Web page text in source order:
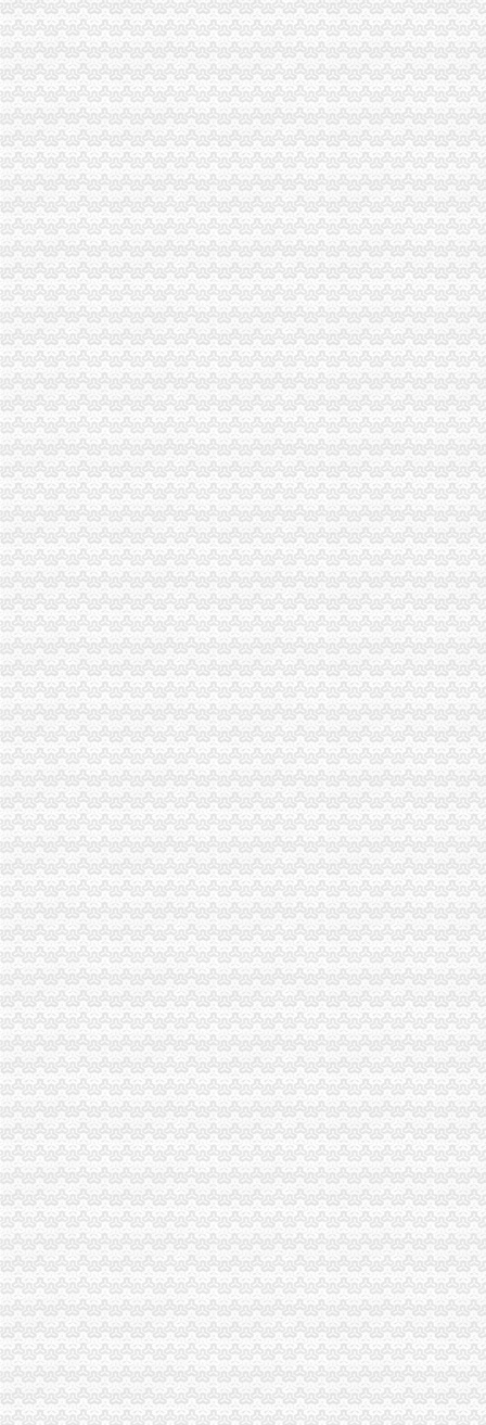
公司注销后原股东的律责任-律快车公司
重庆市国有资产监督管理委员会
重庆精诚装饰,精诚兴业装饰公司（工商已经注销）欢迎你
成都同德福合川桃片有限公司诉重庆市合川区同德福桃片有限公司、
重庆百君律师事务所-全国优秀律师事务所
重庆市涪陵区
并听说我司北京总部及其部分分公司仍然保留的况下,有可能重庆
重庆公布电梯维保企业“名单”17家被注销资质-广西新闻网
重庆公布电梯维保企业“名单”17家被注销资质-广西新闻网
关于注销重庆海达化工有限责任公司危险化学品安全生产许可证的通告
新华信息化_新华网
重庆市建筑施工企业管理人员安全生产考核合格证变更、注销及遗失补
物流分公司及万州分公司报废车辆回收处置二次公告_中国_重庆市招标
太集团（）：拟注销控股子公司上海太重庆太实
重庆微型企业网上申报以注销但之前有税每申报怎么办-91股票网
重庆公布电梯维保企业“名单”17家被注销资质-广西新闻网
重庆：十个意抢注知名企业域名被判定注销--新闻中心_中华网
新华信息化_新华网
渝北区烟草专卖局2017年9月许可证注销况-重庆市烟草专卖局（公
10月22日沪深股市新交易提示_股票频道_华讯财经
海信科龙电器股份有限公司重庆市分公司_互动百科
丛明_互动百科
[公告]涪陵榨菜：关于注销下属子公司贵州省山盐酸菜有限公司的公
重庆：十个意抢注知名企业域名被判定注销-律快车知识产权
重庆市工商管理局
注销外资公司和外资分公司注销_2017招聘信息-58建筑网
长江材料：关于拟注销全资子公司的公告_公司公告_新三板市场_中金
公司注销决议书_公司清算_中顾律网
交易提示-数据中心-新浪财经
【重庆诚信专业,重庆新诚信专业信息】-今题重庆诚信专业网
重庆泰丰粮油有限责任公司等279张食品生产许可证被注销_头条新闻网
简易注销！让注销公司流程不再复杂—多有米
内资分公司设立、变更、注销登记-重庆市南岸区
区国资中心：关闭注销区建设集团下属三家空壳子公司-部门动态-璧山
《企业注销股东会决议》100篇第一文库网
【2017年广西天地和音文化媒公司重庆分公司新招聘信息_电话_
外商投资公司分公司设立、变更、注销登记-重庆市南岸区
注销公告
你知道注销一个公司需要多少钱吗？-发好啦
长城工资宝货：招募说明书_基金公告_基金_中金在线
长江材料恢复IPO审查近期拟注销两家全资子公司_东方财富网
关于注销重庆润丰塑料制品有限公司等3家企业工业产品生产许可证的
分公司注销问题-老师,您好！扰了,我公司属于分公司,经营了5
中华共和国商务部公告2015年第65号,关于准予和注销企业石油
东方锆业和平分公司被批准注销-财经频道-金融界
重庆分公司注销流程
注销关闭煤矿采矿许可证的公告·重庆日报数字报
【破产注销】分公司设立\变更\注销登记_中国奉节网